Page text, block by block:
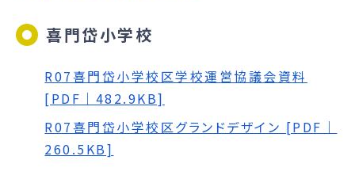
喜門岱小学校
R07喜門岱小学校区学校運営協議会資料
[PDF｜482.9KB]
R07喜門岱小学校区グランドデザイン [PDF｜
260.5KB]